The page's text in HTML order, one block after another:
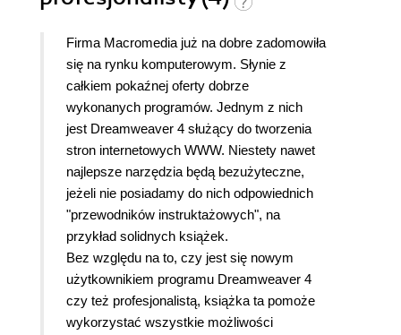
Firma Macromedia już na dobre zadomowiła
się na rynku komputerowym. Słynie z
całkiem pokaźnej oferty dobrze
wykonanych programów. Jednym z nich
jest Dreamweaver 4 służący do tworzenia
stron internetowych WWW. Niestety nawet
najlepsze narzędzia będą bezużyteczne,
jeżeli nie posiadamy do nich odpowiednich
"przewodników instruktażowych", na
przykład solidnych książek.
Bez względu na to, czy jest się nowym
użytkownikiem programu Dreamweaver 4
czy też profesjonalistą, książka ta pomoże
wykorzystać wszystkie możliwości